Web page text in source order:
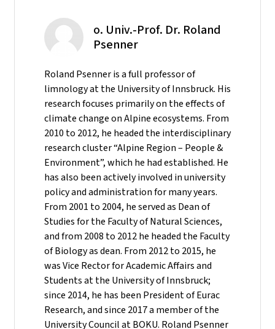
o. Univ.-Prof. Dr. Roland
Psenner
Roland Psenner is a full professor of
limnology at the University of Innsbruck. His
research focuses primarily on the effects of
climate change on Alpine ecosystems. From
2010 to 2012, he headed the interdisciplinary
research cluster “Alpine Region – People &
Environment”, which he had established. He
has also been actively involved in university
policy and administration for many years.
From 2001 to 2004, he served as Dean of
Studies for the Faculty of Natural Sciences,
and from 2008 to 2012 he headed the Faculty
of Biology as dean. From 2012 to 2015, he
was Vice Rector for Academic Affairs and
Students at the University of Innsbruck;
since 2014, he has been President of Eurac
Research, and since 2017 a member of the
University Council at BOKU. Roland Psenner